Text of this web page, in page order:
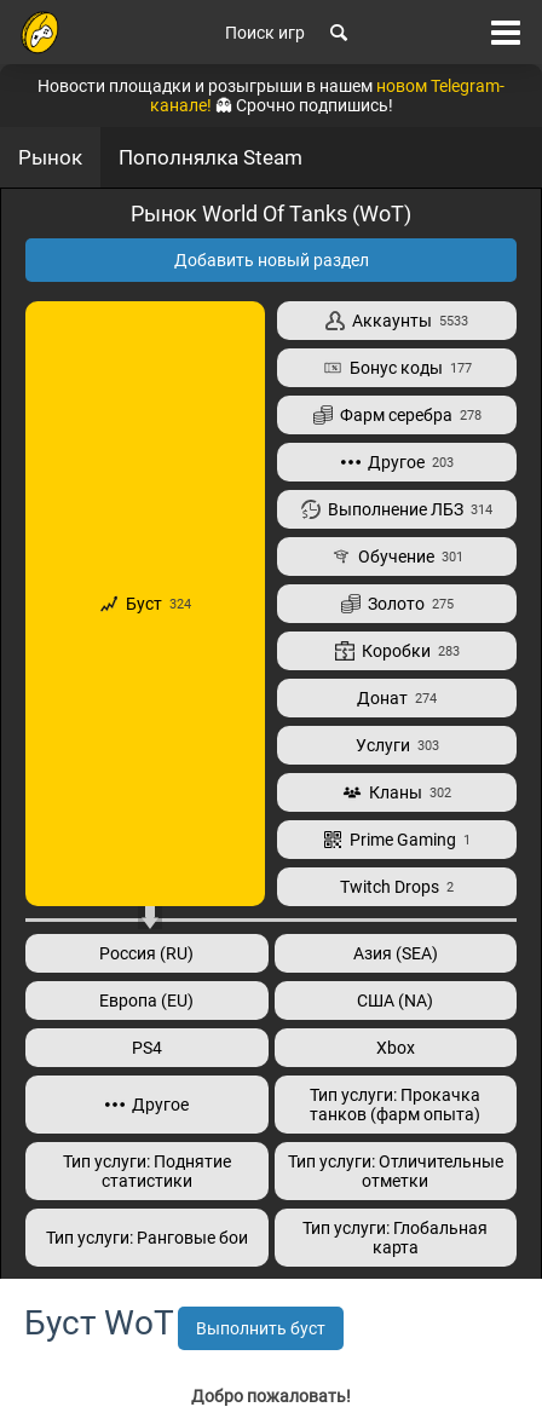
Поиск игр
Новости площадки и розыгрыши в нашем новом Telegram-
канале! 👻 Срочно подпишись!
Рынок Пополнялка Steam
Рынок World Of Tanks (WoT)
Добавить новый раздел
Буст 324
Аккаунты 5533
Бонус коды 177
Фарм серебра 278
Другое 203
Выполнение ЛБЗ 314
Обучение 301
Золото 275
Коробки 283
Донат 274
Услуги 303
Кланы 302
Prime Gaming 1
Twitch Drops 2
Россия (RU) Азия (SEA)
Европа (EU) США (NA)
PS4 Xbox
Другое
Тип услуги: Прокачка
танков (фарм опыта)
Тип услуги: Поднятие
статистики
Тип услуги: Отличительные
отметки
Тип услуги: Ранговые бои
Тип услуги: Глобальная
карта
Буст WoT Выполнить буст
Добро пожаловать!